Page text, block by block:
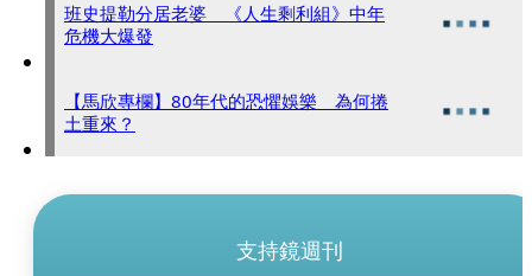
班史提勒分居老婆 《人生剩利組》中年
危機大爆發
【馬欣專欄】80年代的恐懼娛樂 為何捲
土重來？
支持鏡週刊